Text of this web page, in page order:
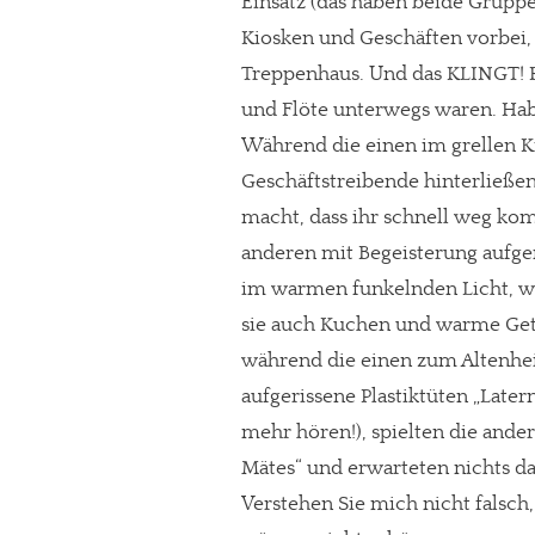
Paypal - danke@meinesuedstadt.de
Kiosken und Geschäften
Treppenhaus. Und das
und Flöte unterwegs waren.
Während die einen im grellen
Geschäftstreibende
macht, dass ihr schnell weg
anderen mit Begeisterung
im warmen funkelnden Licht,
sie auch Kuchen und warme
während die einen zum
aufgerissene Plastiktüten
mehr hören!), spielten die
Mätes“ und erwarteten nichts
Verstehen Sie mich nicht